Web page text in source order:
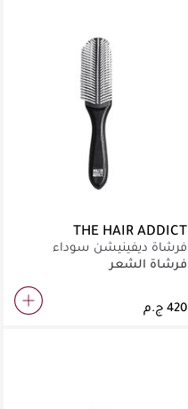
THE HAIR ADDICT
فرشاة ديفينيشن سوداء
فرشاة الشعر